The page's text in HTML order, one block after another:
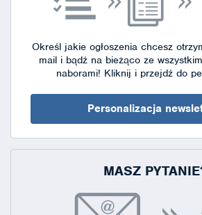
Określ jakie ogłoszenia chcesz
mail i bądź na bieżąco ze
naborami! Kliknij i przejdź do
Personalizacja
MASZ